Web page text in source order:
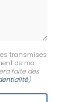
transmises
de ma
faite des
)